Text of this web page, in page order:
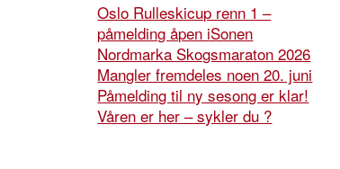
Oslo Rulleskicup renn 1 –
påmelding åpen iSonen
Nordmarka Skogsmaraton 2026
Mangler fremdeles noen 20. juni
Påmelding til ny sesong er klar!
Våren er her – sykler du ?